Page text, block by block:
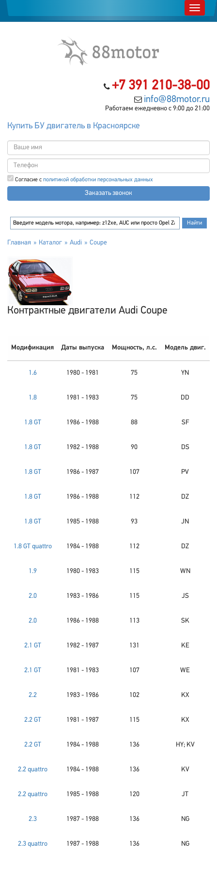
+7 391 210-38-00
info@88motor.ru
Работаем ежедневно с 9:00 до 21:00
Купить БУ двигатель в Красноярске
Согласие с политикой обработки персональных данных
Заказать звонок
Главная Каталог Audi Coupe
Контрактные двигатели Audi Coupe
Модификация Даты выпуска Мощность, л.с. Модель двиг.
1.6 1980 - 1981 75 YN
1.8 1981 - 1983 75 DD
1.8 GT 1986 - 1988 88 SF
1.8 GT 1982 - 1988 90 DS
1.8 GT 1986 - 1987 107 PV
1.8 GT 1986 - 1988 112 DZ
1.8 GT 1985 - 1988 93 JN
1.8 GT quattro 1984 - 1988 112 DZ
1.9 1980 - 1983 115 WN
2.0 1983 - 1986 115 JS
2.0 1986 - 1988 113 SK
2.1 GT 1982 - 1987 131 KE
2.1 GT 1981 - 1983 107 WE
2.2 1983 - 1986 102 KX
2.2 GT 1981 - 1987 115 KX
2.2 GT 1984 - 1988 136 HY; KV
2.2 quattro 1984 - 1988 136 KV
2.2 quattro 1985 - 1988 120 JT
2.3 1987 - 1988 136 NG
2.3 quattro 1987 - 1988 136 NG